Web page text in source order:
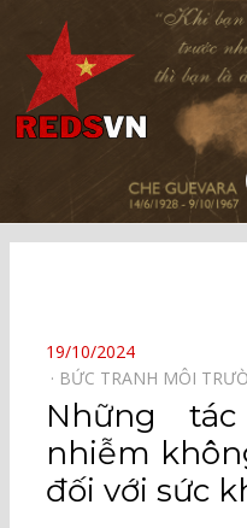
Kênh chia sẻ tri thức cộng đồng
POSTED
ON
19/10/2024
BỨC TRANH MÔI
Những
nhiễm
đối với sức